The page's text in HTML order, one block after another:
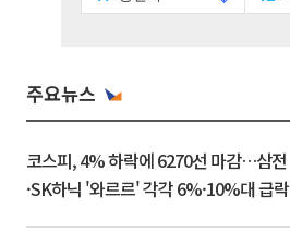
주요뉴스
코스피, 4% 하락에 6270선 마감…삼전
·SK하닉 '와르르' 각각 6%·10%대 급락